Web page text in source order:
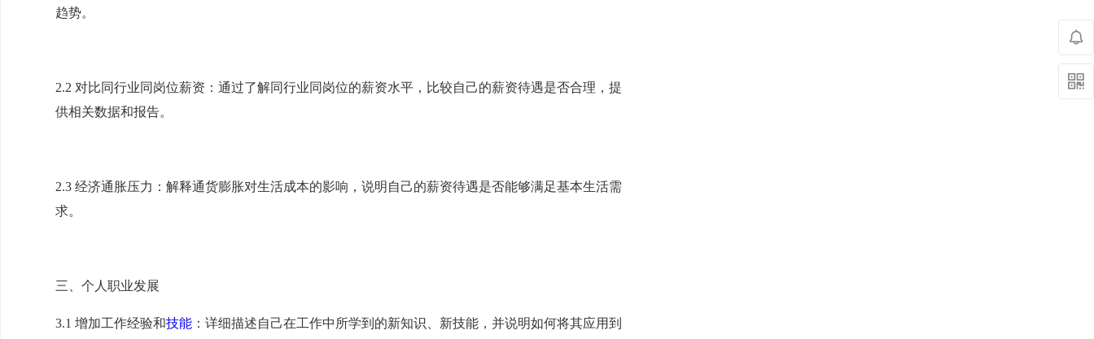
趋势。
2.2 对比同行业同岗位薪资：通过了解同行业同岗位的薪资水平，比较自己的薪资待遇是否合理，提
供相关数据和报告。
2.3 经济通胀压力：解释通货膨胀对生活成本的影响，说明自己的薪资待遇是否能够满足基本生活需
求。
三、个人职业发展
3.1 增加工作经验和技能 ：详细描述自己在工作中所学到的新知识、新技能，并说明如何将其应用到